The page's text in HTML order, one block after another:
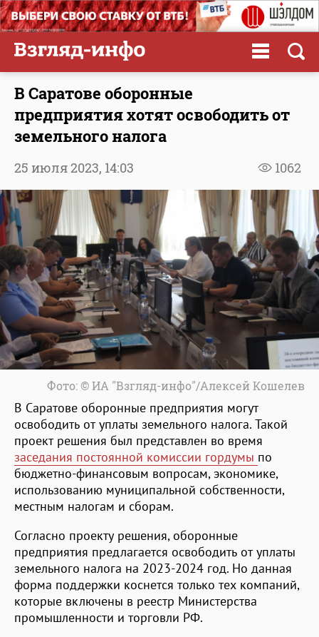
В Саратове оборонные
предприятия хотят освободить от
земельного налога
1062
25 июля 2023, 14:03
Фото: © ИА "Взгляд-инфо"/Алексей Кошелев
В Саратове оборонные предприятия могут
освободить от уплаты земельного налога. Такой
проект решения был представлен во время
заседания постоянной комиссии гордумы по
бюджетно-финансовым вопросам, экономике,
использованию муниципальной собственности,
местным налогам и сборам.
Согласно проекту решения, оборонные
предприятия предлагается освободить от уплаты
земельного налога на 2023-2024 год. Но данная
форма поддержки коснется только тех компаний,
которые включены в реестр Министерства
промышленности и торговли РФ.